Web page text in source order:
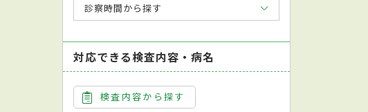
診察時間から探す
対応できる検査内容・病名
検査内容から探す